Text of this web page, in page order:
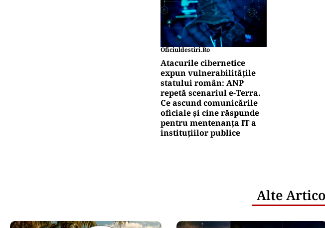
Oficiuldestiri.ro
Atacurile cibernetice
expun vulnerabilitățile
statului român: ANP
repetă scenariul e‑Terra.
Ce ascund comunicările
oficiale și cine răspunde
pentru mentenanța IT a
instituțiilor publice
Alte